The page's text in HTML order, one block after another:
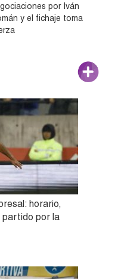
por Iván
y el fichaje toma
horario,
partido por la